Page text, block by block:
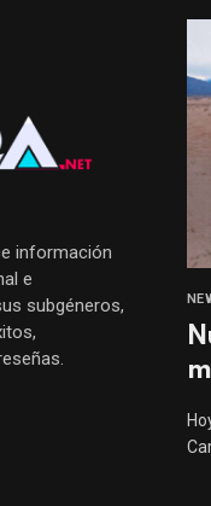
información
e
subgéneros,